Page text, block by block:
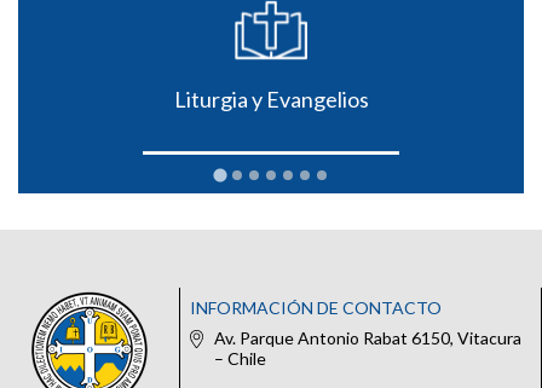
Liturgia y Evangelios
INFORMACIÓN DE CONTACTO
Av. Parque Antonio Rabat 6150, Vitacura
– Chile